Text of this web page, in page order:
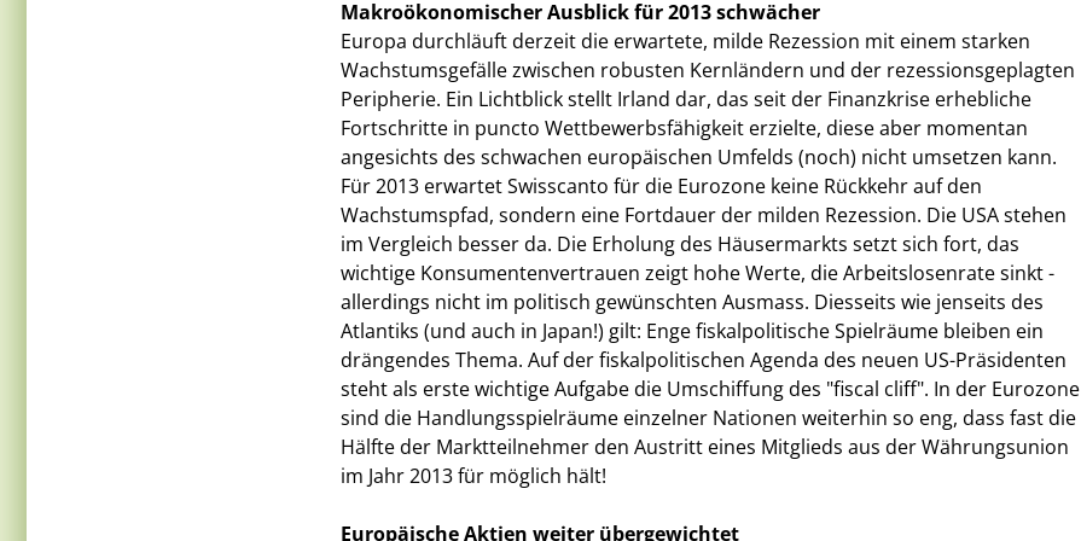
Makroökonomischer Ausblick für 2013 schwächer
Europa durchläuft derzeit die erwartete, milde Rezession mit einem starken
Wachstumsgefälle zwischen robusten Kernländern und der rezessionsgeplagten
Peripherie. Ein Lichtblick stellt Irland dar, das seit der Finanzkrise erhebliche
Fortschritte in puncto Wettbewerbsfähigkeit erzielte, diese aber momentan
angesichts des schwachen europäischen Umfelds (noch) nicht umsetzen kann.
Für 2013 erwartet Swisscanto für die Eurozone keine Rückkehr auf den
Wachstumspfad, sondern eine Fortdauer der milden Rezession. Die USA stehen
im Vergleich besser da. Die Erholung des Häusermarkts setzt sich fort, das
wichtige Konsumentenvertrauen zeigt hohe Werte, die Arbeitslosenrate sinkt -
allerdings nicht im politisch gewünschten Ausmass. Diesseits wie jenseits des
Atlantiks (und auch in Japan!) gilt: Enge fiskalpolitische Spielräume bleiben ein
drängendes Thema. Auf der fiskalpolitischen Agenda des neuen US-Präsidenten
steht als erste wichtige Aufgabe die Umschiffung des "fiscal cliff". In der Eurozone
sind die Handlungsspielräume einzelner Nationen weiterhin so eng, dass fast die
Hälfte der Marktteilnehmer den Austritt eines Mitglieds aus der Währungsunion
im Jahr 2013 für möglich hält!
Europäische Aktien weiter übergewichtet